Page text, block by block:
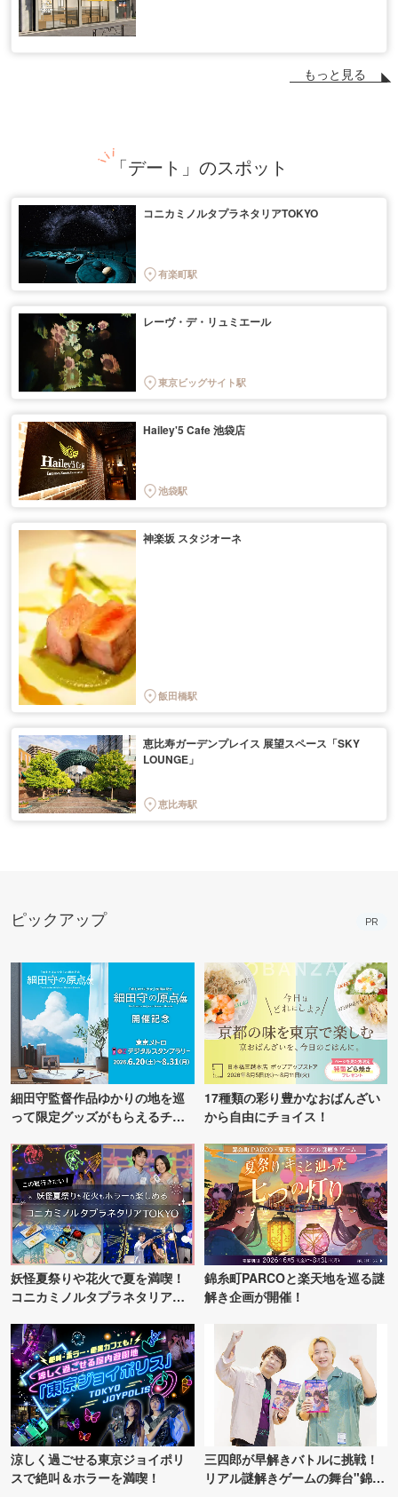
もっと見る
「デート」のスポット
コニカミノルタプラネタリアTOKYO
有楽町駅
レーヴ・デ・リュミエール
東京ビッグサイト駅
Hailey'5 Cafe 池袋店
池袋駅
神楽坂 スタジオーネ
飯田橋駅
恵比寿ガーデンプレイス 展望スペース「SKY
LOUNGE」
恵比寿駅
ピックアップ PR
細田守監督作品ゆかりの地を巡
って限定グッズがもらえるチャ
17種類の彩り豊かなおばんざい
から自由にチョイス！
妖怪夏祭りや花火で夏を満喫！
コニカミノルタプラネタリア
錦糸町PARCOと楽天地を巡る謎
解き企画が開催！
涼しく過ごせる東京ジョイポリ
スで絶叫＆ホラーを満喫！
三四郎が早解きバトルに挑戦！
リアル謎解きゲームの舞台"錦糸